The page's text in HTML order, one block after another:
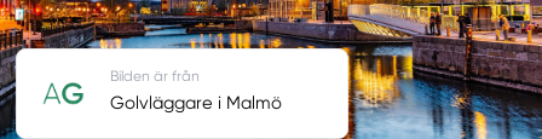
Bilden är från
Golvläggare i Malmö